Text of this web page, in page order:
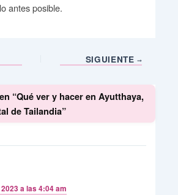
antes posible.
SIGUIENTE
“Qué ver y hacer en Ayutthaya,
de Tailandia”
a las 4:04 am